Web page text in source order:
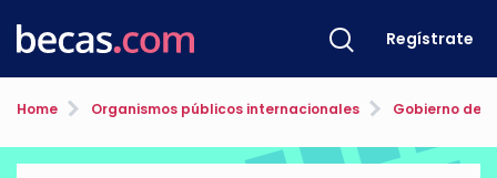
Regístrate
Home Organismos públicos internacionales Gobierno de